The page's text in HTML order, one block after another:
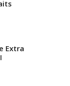
Extra